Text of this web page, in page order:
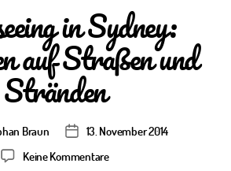
in Sydney:
auf Straßen und
Stränden
Braun Veröffentlichungsdatum
13. November 2014
Keine Kommentarezu